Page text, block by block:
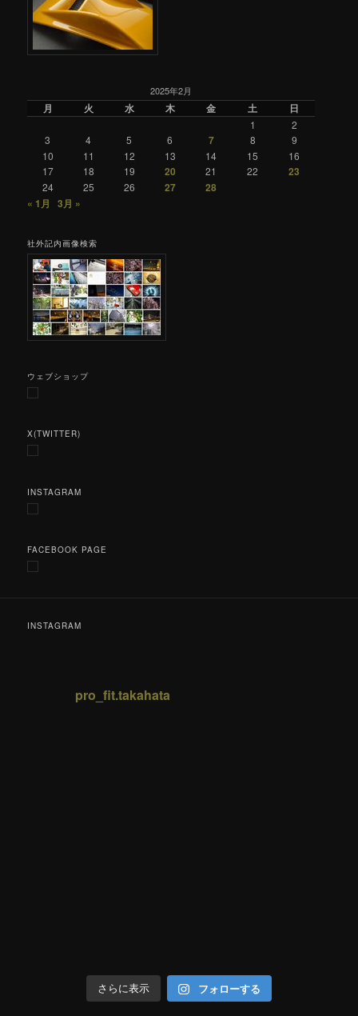
2025年2月
月 火 水 木 金 土 日
1
2
3
4 5 6 7 8
9
10
11 12 13 14 15
16
17
18 19 20 21 22 23
24 25 26 27
28
« 1月
3月 »
社外記内画像検索
ウェブショップ
X(TWITTER)
INSTAGRAM
FACEBOOK PAGE
INSTAGRAM
pro_fit.takahata
さらに表示 フォローする